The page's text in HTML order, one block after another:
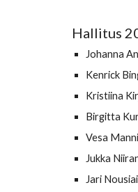
Hallitus
Johanna
Kenrick
Kristiina
Birgitta
Vesa
Jukka
Jari